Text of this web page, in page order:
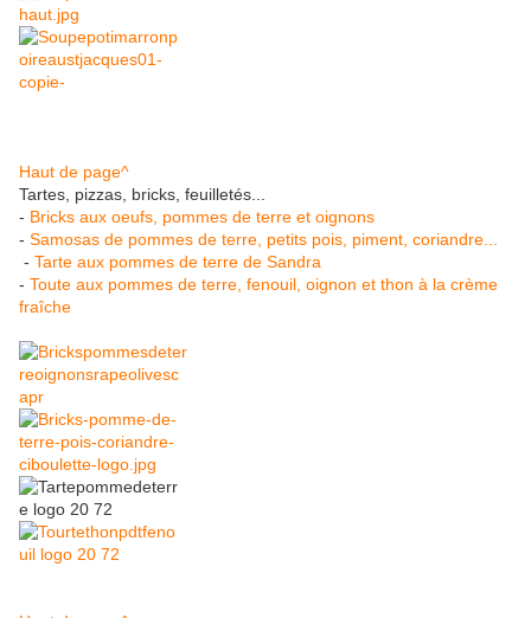
Haut de page^
Tartes, pizzas, bricks, feuilletés...
- Bricks aux oeufs, pommes de terre et oignons
- Samosas de pommes de terre, petits pois, piment, coriandre...
- Tarte aux pommes de terre de Sandra
- Toute aux pommes de terre, fenouil, oignon et thon à la crème
fraîche